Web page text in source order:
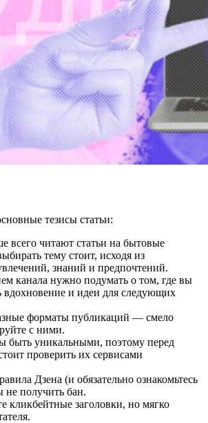
тезисы статьи:
всего читают статьи на бытовые
тему стоит, исходя из
знаний и предпочтений.
канала нужно подумать о том, где вы
вдохновение и идеи для следующих
форматы публикаций — смело
с ними.
быть уникальными, поэтому перед
проверить их сервисами
Дзена (и обязательно ознакомьтесь
не получить бан.
кликбейтные заголовки, но мягко